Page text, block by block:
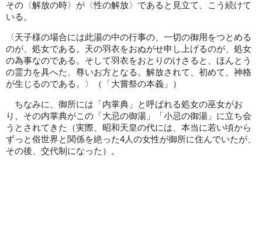
その〈解放の時〉が〈性の解放〉であると見立て、こう続けて
いる。
〈天子様の場合には此湯の中の行事の、一切の御用をつとめる
のが、処女である。天の羽衣をおぬがせ申し上げるのが、処女
の為事なのである。そして羽衣をおとりのけさると、ほんとう
の霊力を具へた、尊いお方となる。解放されて、初めて、神格
が生じるのである。〉（「大嘗祭の本義」）
ちなみに、御所には「内掌典」と呼ばれる処女の巫女がお
り、その内掌典がこの「大忌の御湯」「小忌の御湯」に立ち会
うとされてきた（実際、昭和天皇の代には、本当に若い頃から
ずっと俗世界と関係を絶った4人の女性が御所に住んでいたが、
その後、交代制になった）。